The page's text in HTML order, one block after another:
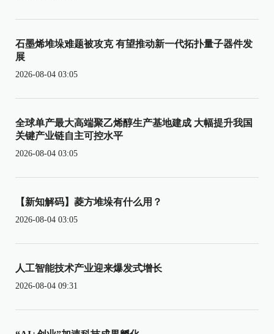
石墨烯堆垛难题被攻克 有望推动新一代拓扑量子器件发
展
2026-08-04 03:05
全球单产最大高端聚乙烯醇生产基地建成 大幅提升我国
关键产业链自主可控水平
2026-08-04 03:05
【新知解码】菱方堆垛有什么用？
2026-08-04 03:05
人工智能技术产业迎来爆发式增长
2026-08-04 09:31